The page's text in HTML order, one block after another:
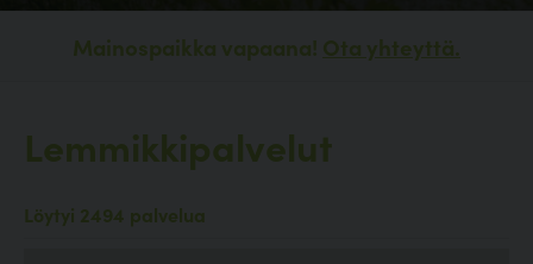
Mainospaikka vapaana! Ota yhteyttä.
Lemmikkipalvelut
Löytyi 2494 palvelua